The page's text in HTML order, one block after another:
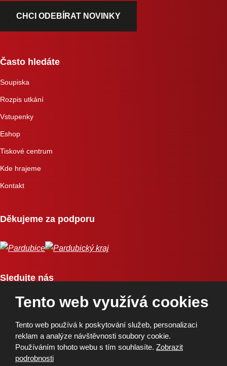
CHCI ODEBÍRAT NOVINKY
Často hledáte
Soupiska
Rozpis utkání
Vstupenky
Eshop
Tiskové centrum
Kde hrajeme
Kontakt
Děkujeme za podporu
Sledujte nás
Copyright © 2026, BK Pardubice, a.s. | Vytvořila eBRÁNA
Tento web využívá cookies
Tento web používá k poskytování služeb, personalizaci
reklam a analýze návštěvnosti soubory cookie.
Používáním tohoto webu s tím souhlasíte. Zobrazit
podrobnosti